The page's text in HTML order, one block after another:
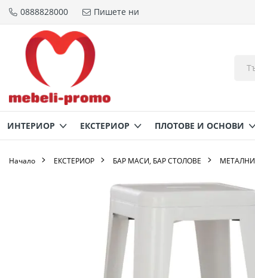
Прескачане
съдържанието
0888828000 Пишете ни
ИНТЕРИОР ЕКСТЕРИОР ПЛОТОВЕ И ОСНОВИ
Начало ЕКСТЕРИОР БАР МАСИ, БАР СТОЛОВЕ МЕТАЛНИ